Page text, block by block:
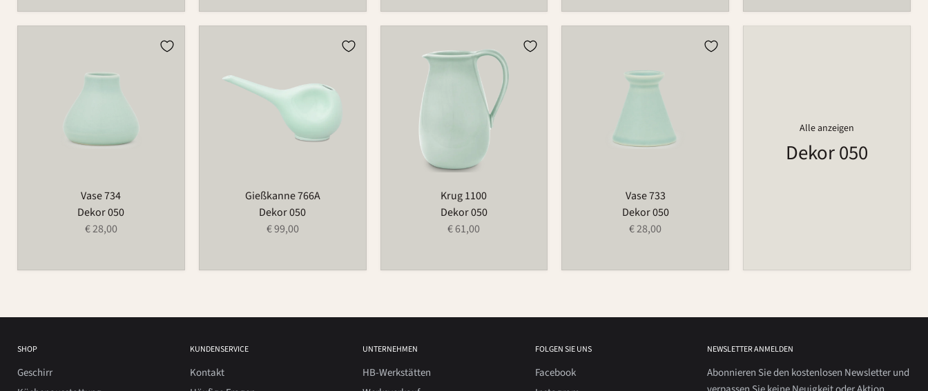
Vase 734
Dekor 050
€ 28,00
Gießkanne 766A
Dekor 050
€ 99,00
Krug 1100
Dekor 050
€ 61,00
Vase 733
Dekor 050
€ 28,00
Alle anzeigen
Dekor 050
SHOP
Geschirr
KUNDENSERVICE
Kontakt
UNTERNEHMEN
HB-Werkstätten
FOLGEN SIE UNS
Facebook
NEWSLETTER ANMELDEN
Abonnieren Sie den kostenlosen Newsletter und